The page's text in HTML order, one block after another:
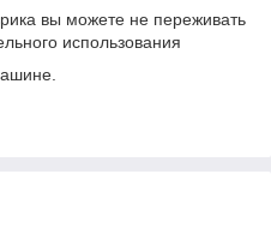
вы можете не переживать
использования